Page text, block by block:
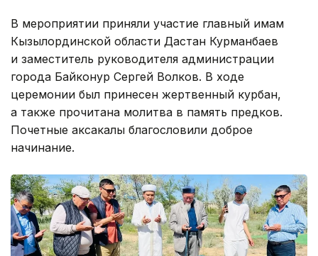
В мероприятии приняли участие главный имам
Кызылординской области Дастан Курманбаев
и заместитель руководителя администрации
города Байконур Сергей Волков. В ходе
церемонии был принесен жертвенный курбан,
а также прочитана молитва в память предков.
Почетные аксакалы благословили доброе
начинание.